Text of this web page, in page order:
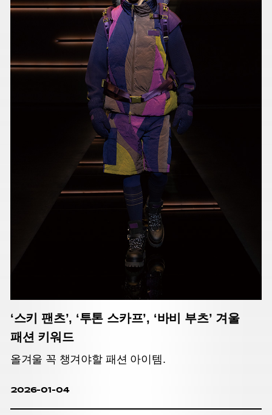
‘스키 팬츠’, ‘투톤 스카프’, ‘바비 부츠’ 겨울
패션 키워드
올겨울 꼭 챙겨야할 패션 아이템.
2026-01-04